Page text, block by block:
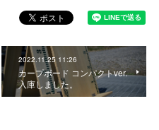
2022.11.25 11:26
カープボード コンパクトver.
入庫しました。